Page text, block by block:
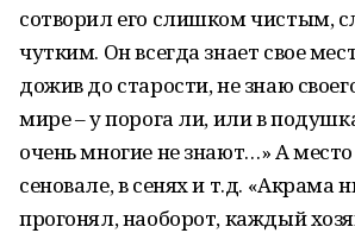
сотворил его слишком чистым,
чутким. Он всегда знает свое
дожив до старости, не знаю
мире – у порога ли, или в
очень многие не знают…» А
сеновале, в сенях и т.д. «Акрама
прогонял, наоборот, каждый